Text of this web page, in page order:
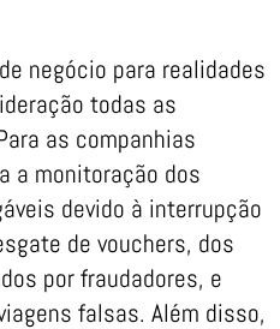
negócio para realidades
todas as
as companhias
a monitoração dos
devido à interrupção
de vouchers, dos
por fraudadores, e
falsas. Além disso,